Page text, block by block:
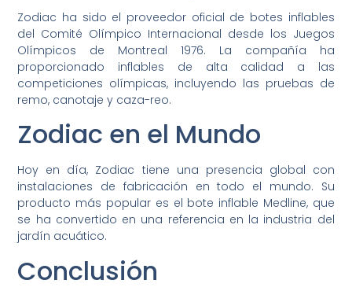
Zodiac ha sido el proveedor oficial de botes inflables
del Comité Olímpico Internacional desde los Juegos
Olímpicos de Montreal 1976. La compañía ha
proporcionado inflables de alta calidad a las
competiciones olímpicas, incluyendo las pruebas de
remo, canotaje y caza-reo.
Zodiac en el Mundo
Hoy en día, Zodiac tiene una presencia global con
instalaciones de fabricación en todo el mundo. Su
producto más popular es el bote inflable Medline, que
se ha convertido en una referencia en la industria del
jardín acuático.
Conclusión